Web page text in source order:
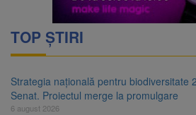
TOP ȘTIRI
Strategia națională pentru biodiversitate
Senat. Proiectul merge la promulgare
6 august 2026